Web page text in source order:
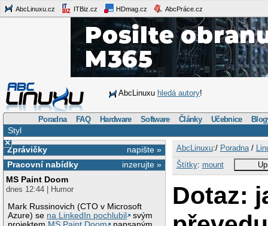
AbcLinuxu.cz ITBiz.cz HDmag.cz AbcPráce.cz
AbcLinuxu hledá autory!
Poradna FAQ Hardware Software Články Učebnice
Styl
×
napište »
Zprávičky
inzerujte »
Pracovní nabídky
MS Paint Doom
dnes 12:44 | Humor
Mark Russinovich (CTO v Microsoft
Azure) se na LinkedIn pochlubil
svým
AbcLinuxu:/ Poradna/
Štítky: mount
Dotaz: